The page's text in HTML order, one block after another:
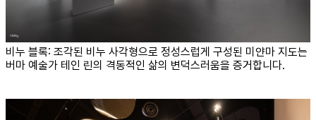
비누 블록: 조각된 비누 사각형으로 정성스럽게 구성된 미얀마 지도는
버마 예술가 테인 린의 격동적인 삶의 변덕스러움을 증거합니다.